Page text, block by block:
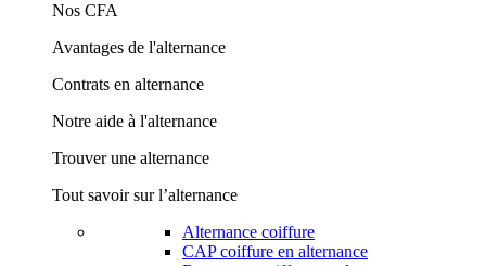
Nos CFA
Avantages de l'alternance
Contrats en alternance
Notre aide à l'alternance
Trouver une alternance
Tout savoir sur l’alternance
Alternance coiffure
CAP coiffure en alternance